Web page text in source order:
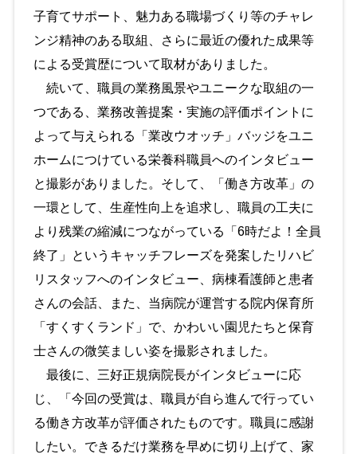
子育てサポート、魅力ある職場づくり等のチャレ
ンジ精神のある取組、さらに最近の優れた成果等
による受賞歴について取材がありました。
続いて、職員の業務風景やユニークな取組の一
つである、業務改善提案・実施の評価ポイントに
よって与えられる「業改ウオッチ」バッジをユニ
ホームにつけている栄養科職員へのインタビュー
と撮影がありました。そして、「働き方改革」の
一環として、生産性向上を追求し、職員の工夫に
より残業の縮減につながっている「6時だよ！全員
終了」というキャッチフレーズを発案したリハビ
リスタッフへのインタビュー、病棟看護師と患者
さんの会話、また、当病院が運営する院内保育所
「すくすくランド」で、かわいい園児たちと保育
士さんの微笑ましい姿を撮影されました。
最後に、三好正規病院長がインタビューに応
じ、「今回の受賞は、職員が自ら進んで行ってい
る働き方改革が評価されたものです。職員に感謝
したい。できるだけ業務を早めに切り上げて、家